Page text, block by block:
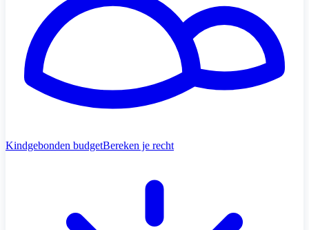
Kindgebonden budgetBereken je recht